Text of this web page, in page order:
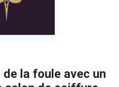
la foule avec un